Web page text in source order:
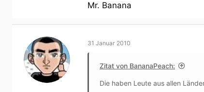
Mr. Banana
31 Januar 2010
Zitat von BananaPeach:
Die haben Leute aus allen